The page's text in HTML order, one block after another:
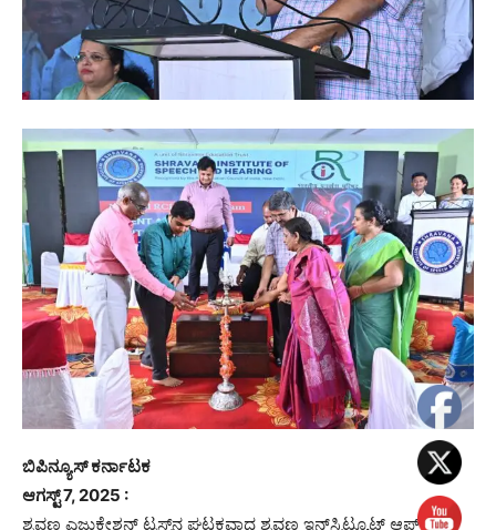
ಬಿಪಿ‌ನ್ಯೂಸ್ ಕರ್ನಾಟಕ
ಆಗಸ್ಟ್ 7, 2025 :
ಶ್ರವಣ ಎಜುಕೇಶನ್ ಟ್ರಸ್ಟ್‌ನ ಘಟಕವಾದ ಶ್ರವಣ ಇನ್‌ಸ್ಟಿಟ್ಯೂಟ್ ಆಫ್ ಸ್ಪೀಚ್